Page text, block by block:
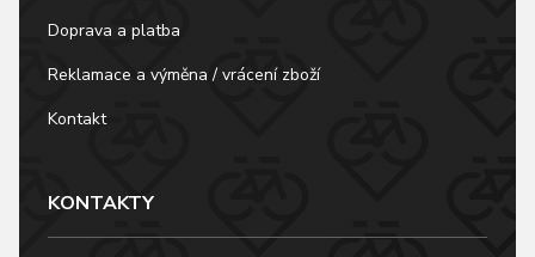
Doprava a platba
Reklamace a výměna / vrácení zboží
Kontakt
KONTAKTY